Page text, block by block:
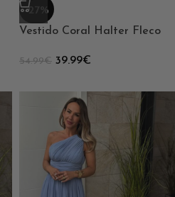
-27%
Vestido Coral Halter Fleco
54.99€ 39.99€